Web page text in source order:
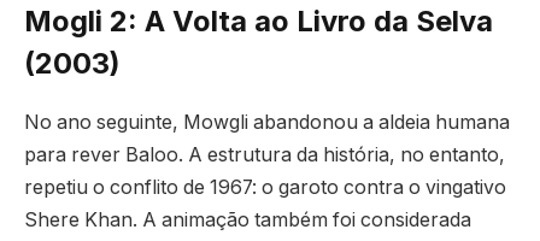
Mogli 2: A Volta ao Livro da Selva
(2003)
No ano seguinte, Mowgli abandonou a aldeia humana
para rever Baloo. A estrutura da história, no entanto,
repetiu o conflito de 1967: o garoto contra o vingativo
Shere Khan. A animação também foi considerada